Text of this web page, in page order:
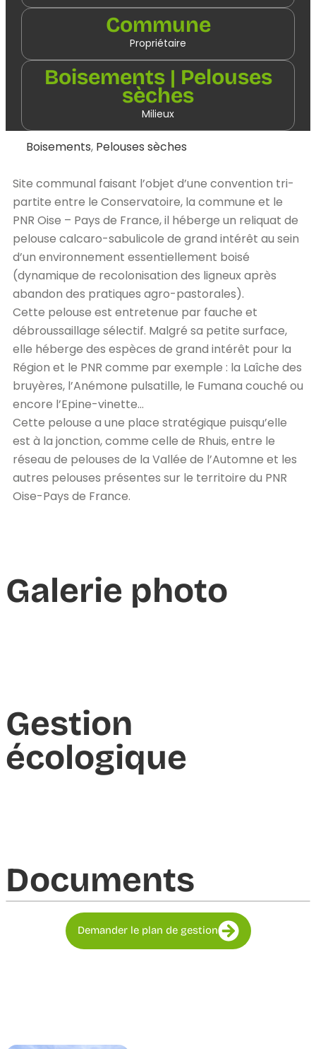
Commune
Propriétaire
Boisements | Pelouses
sèches
Milieux
Boisements, Pelouses sèches
Site communal faisant l’objet d’une convention tri-
partite entre le Conservatoire, la commune et le
PNR Oise – Pays de France, il héberge un reliquat de
pelouse calcaro-sabulicole de grand intérêt au sein
d’un environnement essentiellement boisé
(dynamique de recolonisation des ligneux après
abandon des pratiques agro-pastorales).
Cette pelouse est entretenue par fauche et
débroussaillage sélectif. Malgré sa petite surface,
elle héberge des espèces de grand intérêt pour la
Région et le PNR comme par exemple : la Laîche des
bruyères, l’Anémone pulsatille, le Fumana couché ou
encore l’Epine-vinette…
Cette pelouse a une place stratégique puisqu’elle
est à la jonction, comme celle de Rhuis, entre le
réseau de pelouses de la Vallée de l’Automne et les
autres pelouses présentes sur le territoire du PNR
Oise-Pays de France.
Galerie photo
Gestion
écologique
Documents​
Demander le plan de gestion